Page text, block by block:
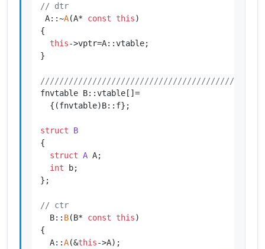
// dtr
A::~A(A* const this)
{
this->vptr=A::vtable;
}
fnvtable B::vtable[]=
  {(fnvtable)B::f};
struct
B
{
struct A
int b;
};
// ctr
  B::
B(B* const this)
{
  A::
A(&this->A);